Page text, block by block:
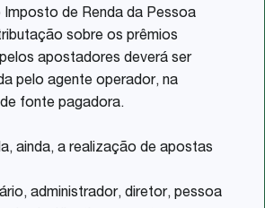
Imposto de Renda da Pessoa
sobre os prêmios
apostadores deverá ser
pelo agente operador, na
fonte pagadora.
ainda, a realização de apostas
administrador, diretor, pessoa